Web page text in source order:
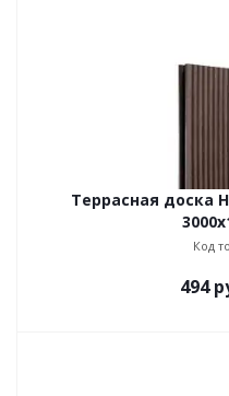
Террасная доска
Код
494